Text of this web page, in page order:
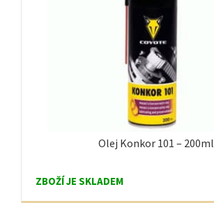
Olej Konkor 101 – 200ml
ZBOŽÍ JE SKLADEM